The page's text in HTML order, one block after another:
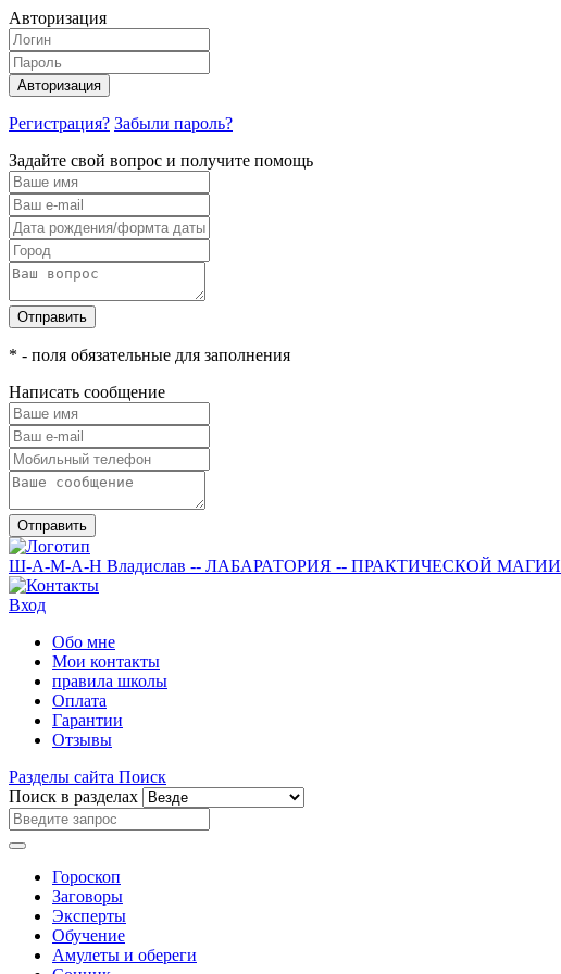
Авторизация
Авторизация
Регистрация? Забыли пароль?
Задайте свой вопрос и получите помощь
Отправить
* - поля обязательные для заполнения
Написать сообщение
Отправить
Ш-А-М-А-Н Владислав -- ЛАБАРАТОРИЯ -- ПРАКТИЧЕСКОЙ МАГИИ
Вход
Обо мне
Мои контакты
правила школы
Оплата
Гарантии
Отзывы
Разделы сайта Поиск
Поиск в разделах
Гороскоп
Заговоры
Эксперты
Обучение
Амулеты и обереги